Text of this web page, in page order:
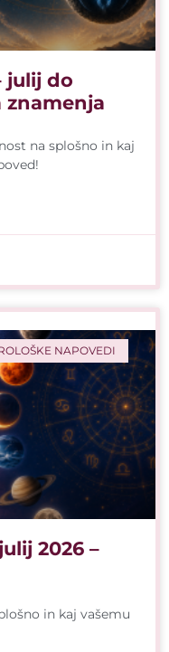
julij do
znamenja
na splošno in kaj
NAPOVEDI
2026 –
in kaj vašemu